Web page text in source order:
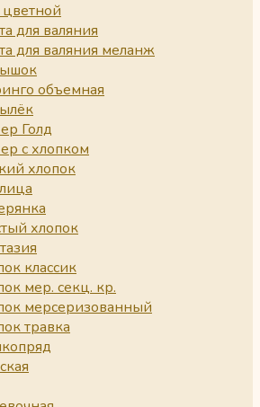
для валяния
для валяния меланж
объемная
Голд
с хлопком
хлопок
хлопок
классик
мер. секц. кр.
мерсеризованный
травка